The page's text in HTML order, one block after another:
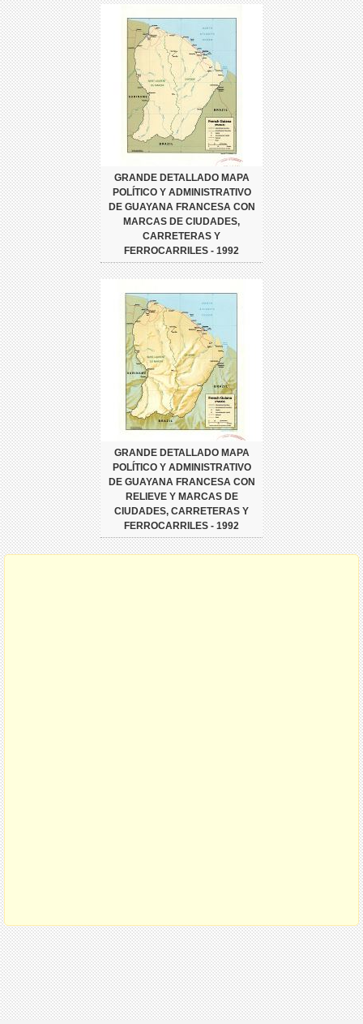
GRANDE DETALLADO MAPA
POLÍTICO Y ADMINISTRATIVO
DE GUAYANA FRANCESA CON
MARCAS DE CIUDADES,
CARRETERAS Y
FERROCARRILES - 1992
GRANDE DETALLADO MAPA
POLÍTICO Y ADMINISTRATIVO
DE GUAYANA FRANCESA CON
RELIEVE Y MARCAS DE
CIUDADES, CARRETERAS Y
FERROCARRILES - 1992